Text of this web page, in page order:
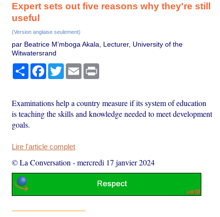
Expert sets out five reasons why they're still
useful
(Version anglaise seulement)
par Beatrice M’mboga Akala, Lecturer, University of the
Witwatersrand
PartagerFacebook
TwitterEmail
Examinations help a country measure if its system of education
is teaching the skills and knowledge needed to meet development
goals.
Lire l'article complet
© La Conversation -mercredi 17 janvier 2024